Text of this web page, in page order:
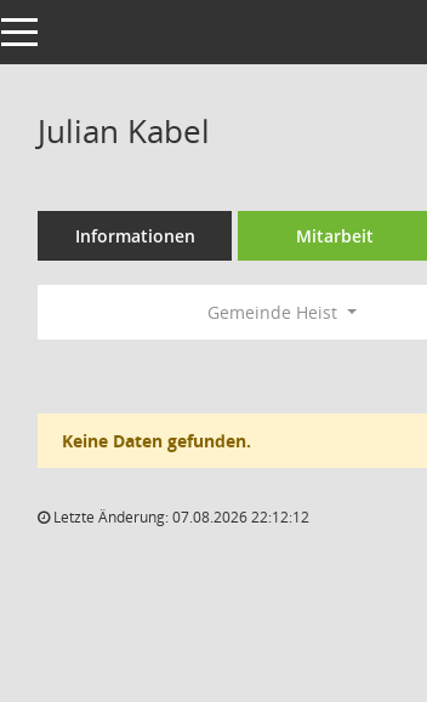
Toggle navigation
Julian Kabel
Informationen Mitarbeit
Gemeinde Heist
Keine Daten gefunden.
Letzte Änderung: 07.08.2026 22:12:12